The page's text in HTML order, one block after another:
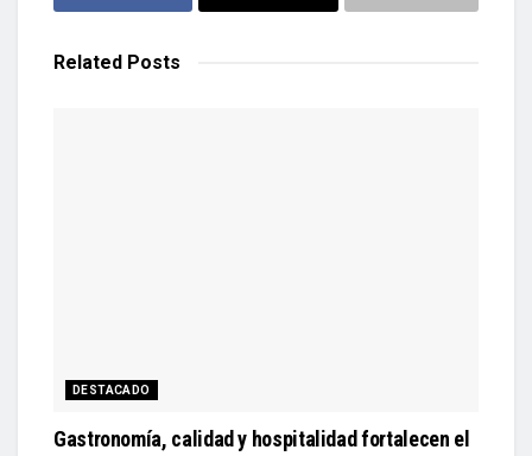
Related Posts
DESTACADO
Gastronomía, calidad y hospitalidad fortalecen el